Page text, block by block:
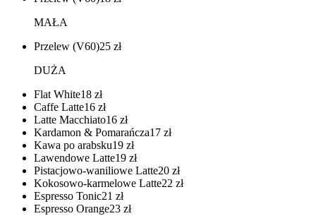
MAŁA
Przelew (V60)25 zł
DUŻA
Flat White18 zł
Caffe Latte16 zł
Latte Macchiato16 zł
Kardamon & Pomarańcza17 zł
Kawa po arabsku19 zł
Lawendowe Latte19 zł
Pistacjowo-waniliowe Latte20 zł
Kokosowo-karmelowe Latte22 zł
Espresso Tonic21 zł
Espresso Orange23 zł